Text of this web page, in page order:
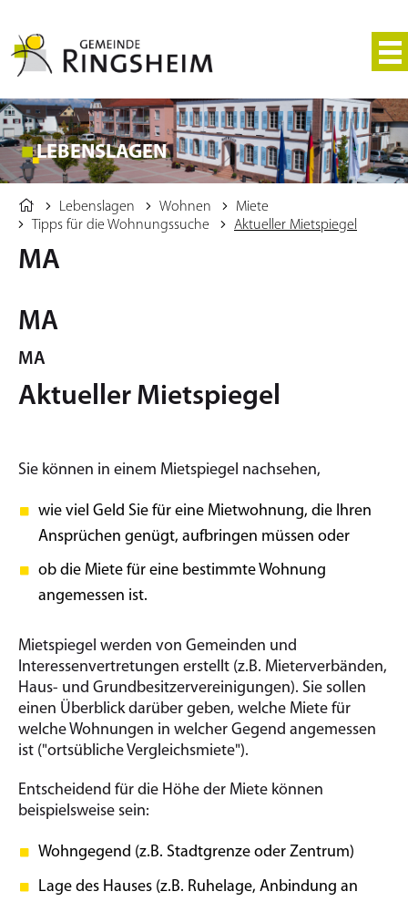
LEBENSLAGEN
Lebenslagen Wohnen
Miete
Tipps für die Wohnungssuche
Aktueller Mietspiegel
MA
MA
MA
Aktueller Mietspiegel
Sie können in einem Mietspiegel nachsehen,
wie viel Geld Sie für eine Mietwohnung, die Ihren
Ansprüchen genügt, aufbringen müssen oder
ob die Miete für eine bestimmte Wohnung
angemessen ist.
Mietspiegel werden von Gemeinden und
Interessenvertretungen erstellt (z.B. Mieterverbänden,
Haus- und Grundbesitzervereinigungen). Sie sollen
einen Überblick darüber geben, welche Miete für
welche Wohnungen in welcher Gegend angemessen
ist ("ortsübliche Vergleichsmiete").
Entscheidend für die Höhe der Miete können
beispielsweise sein:
Wohngegend (z.B. Stadtgrenze oder Zentrum)
Lage des Hauses (z.B. Ruhelage, Anbindung an